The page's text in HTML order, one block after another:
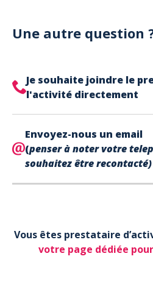
Cependant, nous avons l'office
et de Saint Raphaël qui
A noter que la réservation est
uniquement une fois le
Une autre question
Je souhaite joindre le
l'activité directement
trouve directement sur
dans la partie contact.
Envoyez-nous un email
(penser à noter votre
souhaitez être recontacté)
Votre email*
Vous êtes prestataire
votre page dédiée